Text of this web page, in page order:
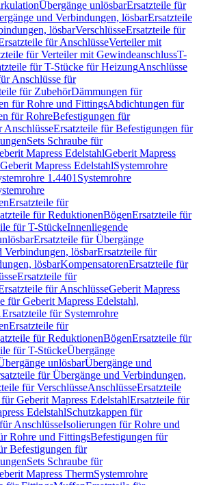
Übergänge unlösbarErsatzteile für
und Verbindungen, lösbarErsatzteile
lösbarVerschlüsseErsatzteile für
für AnschlüsseVerteiler mit
für Verteiler mit GewindeanschlussT-
für T-Stücke für HeizungAnschlüsse
Anschlüsse für
für ZubehörDämmungen für
für Rohre und FittingsAbdichtungen für
für RohreBefestigungen für
AnschlüsseErsatzteile für Befestigungen für
Sets Schraube für
Mapress EdelstahlGeberit Mapress
Mapress EdelstahlSystemrohre
1.4401 Systemrohre
Ersatzteile für
für ReduktionenBögenErsatzteile für
für T-StückeInnenliegende
Ersatzteile für Übergänge
Verbindungen, lösbarErsatzteile für
lösbarKompensatorenErsatzteile für
Ersatzteile für
für AnschlüsseGeberit Mapress
für Geberit Mapress Edelstahl,
Ersatzteile für Systemrohre
Ersatzteile für
für ReduktionenBögenErsatzteile für
für T-StückeÜbergänge
unlösbarÜbergänge und
für Übergänge und Verbindungen,
für VerschlüsseAnschlüsseErsatzteile
Geberit Mapress EdelstahlErsatzteile für
EdelstahlSchutzkappen für
AnschlüsseIsolierungen für Rohre und
Rohre und FittingsBefestigungen für
Befestigungen für
Sets Schraube für
Mapress ThermSystemrohre